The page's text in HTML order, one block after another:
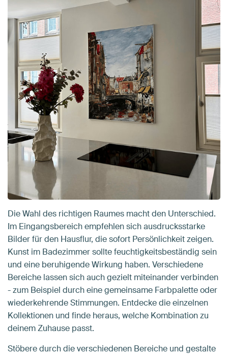
Die Wahl des richtigen Raumes macht den Unterschied.
Im Eingangsbereich empfehlen sich ausdrucksstarke
Bilder für den Hausflur, die sofort Persönlichkeit zeigen.
Kunst im Badezimmer sollte feuchtigkeitsbeständig sein
und eine beruhigende Wirkung haben. Verschiedene
Bereiche lassen sich auch gezielt miteinander verbinden
- zum Beispiel durch eine gemeinsame Farbpalette oder
wiederkehrende Stimmungen. Entdecke die einzelnen
Kollektionen und finde heraus, welche Kombination zu
deinem Zuhause passt.
Stöbere durch die verschiedenen Bereiche und gestalte